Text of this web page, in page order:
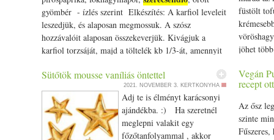
őrölt feketebors Először összegyúrtam a tésztát: a
lisztben elkevertem a sót és az olajat, vízzel kemény
tésztát gyúrtam és kidolgoztam. Fél órán át
pihentettem, közben előkészítettem a feltéteket. A
besamellhez felolvasztottam a vajat, elkevertem
benne a lisztet, fél perc múlva felöntöttem tejjel és
habverővel kevergetve közepesen besűrítettem.
Közben sóztam, borsoztam. A paradicsomot egy
tálba öntöttem, hozzákevertem a sült zöldségkrémet
(ennek híján lehet 2 doboz aprított paradicsom),
fűszereztem sóval, borssal, friss zöldfűszerrel. Vízzel
gyömbér - ízlés szerint Elkészítés: A karfiol leveleit
leszedjük, és alaposan megmossuk. A szósz
hozzávalóit alaposan összekeverjük. Kivágjuk a
karfiol torzsáját, majd a töltelék kb 1/­­3-át, amennyit
egy sütőpapírral bélelt tepsibe tesszük, rózsáival
felfelé, és körbekenjük a tetejét is. Várunk 3 percet
és a maradék szószt egy újabb rétegben rákenjük.
Kicsit pihentetjük, majd 180 fokos , légkeveréses
sütő közepes rácsára téve kb. 90 perc alatt kisütjük.
Sütőtök mousse vaníliás öntettel
2021. NOVEMBER 3. KERTKONYHA
Adj te is élményt karácsonyi
ajándékba. :) Ha szeretnél
meglepni valakit egy
főzőtanfolyammal , akkor
érdemes
javító
két hét
Addig is
sok
füstölt
jöhet
növényi
csipet
madras
Vegán
recept
Az ősz
szinte